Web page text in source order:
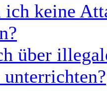
keine
über